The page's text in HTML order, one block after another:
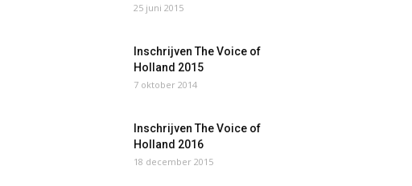
25 juni 2015
Inschrijven The Voice of
Holland 2015
7 oktober 2014
Inschrijven The Voice of
Holland 2016
18 december 2015